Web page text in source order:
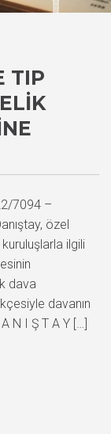
TIP
7094 –
özel
ilgili
dava
davanın
N I Ş T A Y […]